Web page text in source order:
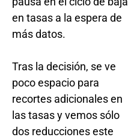
en tasas a la espera de
más datos.
Tras la decisión, se ve
poco espacio para
recortes adicionales en
las tasas y vemos sólo
dos reducciones este